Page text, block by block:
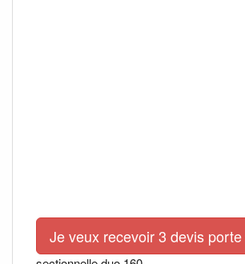
Je veux recevoir 3 devis